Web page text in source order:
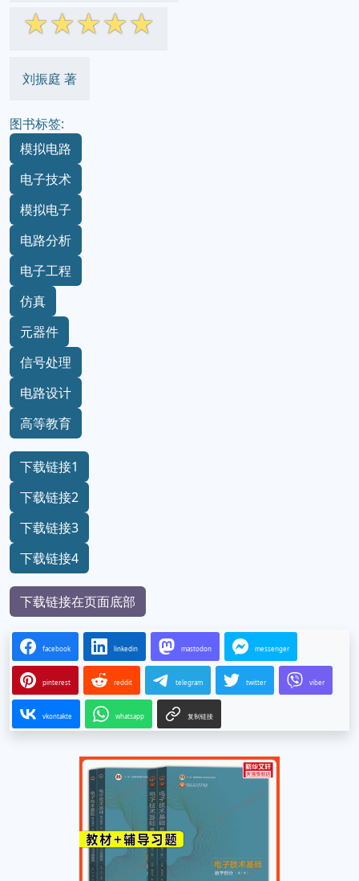
☆☆☆☆☆
刘振庭 著
图书标签:
模拟电路
电子技术
模拟电子
电路分析
电子工程
仿真
元器件
信号处理
电路设计
高等教育
下载链接1
下载链接2
下载链接3
下载链接4
下载链接在页面底部
facebook linkedin mastodon messenger
pinterest reddit telegram twitter viber
vkontakte whatsapp 复制链接